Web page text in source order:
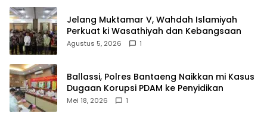
Jelang Muktamar V, Wahdah Islamiyah
Perkuat ki Wasathiyah dan Kebangsaan
Agustus 5, 2026 1
Ballassi, Polres Bantaeng Naikkan mi Kasus
Dugaan Korupsi PDAM ke Penyidikan
Mei 18, 2026 1